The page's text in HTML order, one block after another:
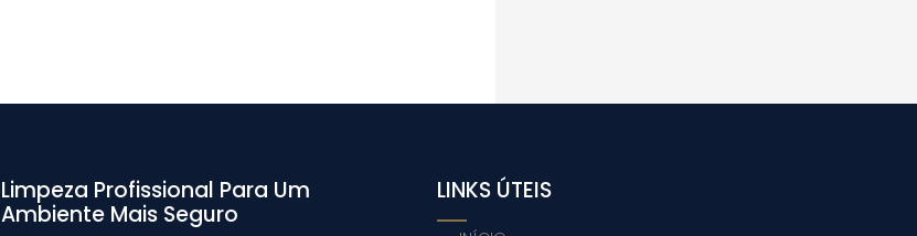
Limpeza Profissional Para Um
Ambiente Mais Seguro
LINKS ÚTEIS